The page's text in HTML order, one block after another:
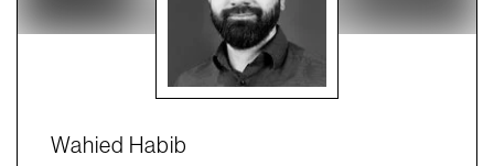
Wahied Habib